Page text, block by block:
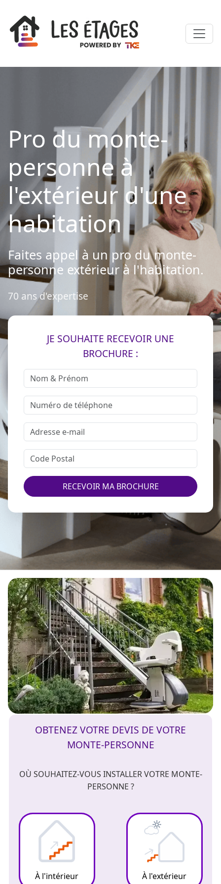
Pro du monte-
personne à
l'extérieur d'une
habitation
Faites appel à un pro du monte-
personne extérieur à l'habitation.
70 ans d'expertise
JE SOUHAITE RECEVOIR UNE
BROCHURE :
RECEVOIR MA BROCHURE
OBTENEZ VOTRE DEVIS DE VOTRE
MONTE-PERSONNE
OÙ SOUHAITEZ-VOUS INSTALLER VOTRE MONTE-
PERSONNE ?
À l'intérieur À l'extérieur